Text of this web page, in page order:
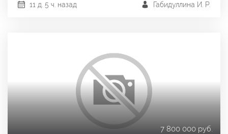
Габидуллина И. Р.
11 д. 5 ч. назад
7 800 000 руб.